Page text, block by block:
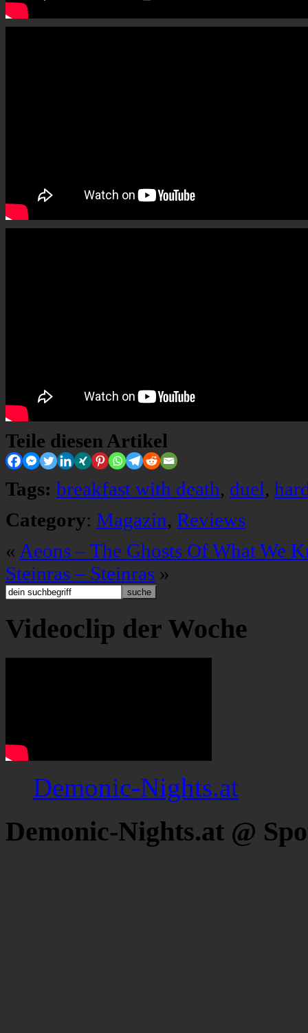
Teile diesen Artikel
Tags: breakfast with death, duel,
Category: Magazin, Reviews
« Aeons – The Ghosts Of What We
Steinras – Steinras »
Videoclip der Woche
Demonic-Nights.at
Demonic-Nights.at @